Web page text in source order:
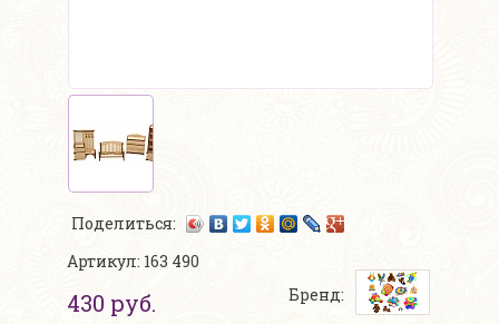
Поделиться:
Артикул: 163 490
430 руб. Бренд: